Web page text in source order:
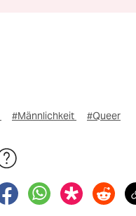
#Männlichkeit #Queer